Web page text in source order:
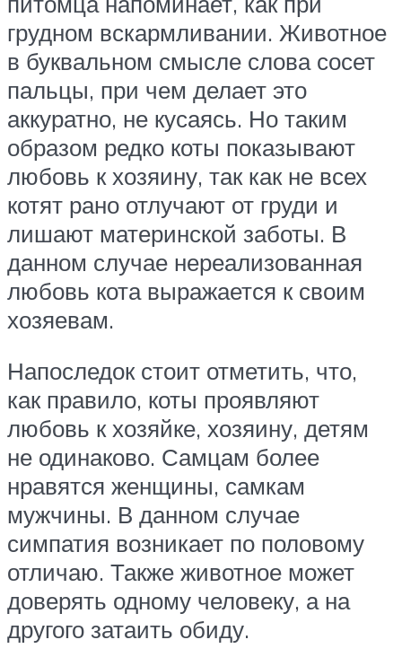
грудном вскармливании. Животное
в буквальном смысле слова сосет
пальцы, при чем делает это
аккуратно, не кусаясь. Но таким
образом редко коты показывают
любовь к хозяину, так как не всех
котят рано отлучают от груди и
лишают материнской заботы. В
данном случае нереализованная
любовь кота выражается к своим
хозяевам.
Напоследок стоит отметить, что,
как правило, коты проявляют
любовь к хозяйке, хозяину, детям
не одинаково. Самцам более
нравятся женщины, самкам
мужчины. В данном случае
симпатия возникает по половому
отличаю. Также животное может
доверять одному человеку, а на
другого затаить обиду.